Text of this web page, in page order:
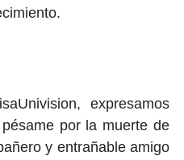
expresamos
por la muerte de
y entrañable amigo